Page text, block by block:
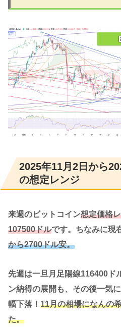
2025年11月2日から
の想定レンジ
来週のビットコイン想定価格
107500ドルです。ちなみに現
から2700ドル安。
先週は一旦月足陽線116400ド
ン納得の展開も、その後一気
幅下落！ 11月の相場になんの
た。